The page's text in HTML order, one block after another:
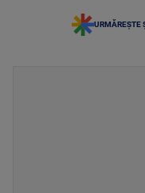
URMĂREȘTE